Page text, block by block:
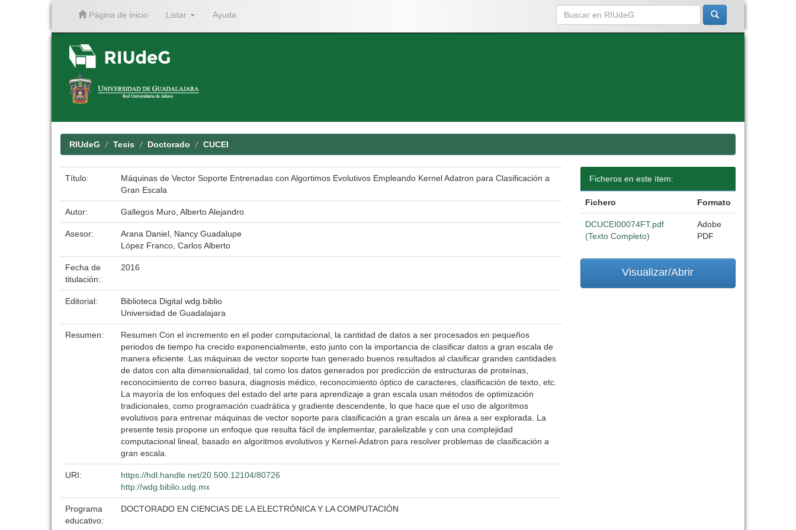
Página de inicio Listar Ayuda
RIUdeG Tesis Doctorado CUCEI
Título:
Máquinas de Vector Soporte Entrenadas con Algortimos Evolutivos Empleando Kernel Adatron para Clasificación a
Gran Escala
Autor: Gallegos Muro, Alberto Alejandro
Asesor:
Arana Daniel, Nancy Guadalupe
López Franco, Carlos Alberto
Fecha de
titulación:
2016
Editorial:
Biblioteca Digital wdg.biblio
Universidad de Guadalajara
Resumen:
Resumen Con el incremento en el poder computacional, la cantidad de datos a ser procesados en pequeños
periodos de tiempo ha crecido exponencialmente, esto junto con la importancia de clasificar datos a gran escala de
manera eficiente. Las máquinas de vector soporte han generado buenos resultados al clasificar grandes cantidades
de datos con alta dimensionalidad, tal como los datos generados por predicción de estructuras de proteínas,
reconocimiento de correo basura, diagnosis médico, reconocimiento óptico de caracteres, clasificación de texto, etc.
La mayoría de los enfoques del estado del arte para aprendizaje a gran escala usan métodos de optimización
tradicionales, como programación cuadrática y gradiente descendente, lo que hace que el uso de algoritmos
evolutivos para entrenar máquinas de vector soporte para clasificación a gran escala un área a ser explorada. La
presente tesis propone un enfoque que resulta fácil de implementar, paralelizable y con una complejidad
computacional lineal, basado en algoritmos evolutivos y Kernel-Adatron para resolver problemas de clasificación a
gran escala.
URI:
https://hdl.handle.net/20.500.12104/80726
http://wdg.biblio.udg.mx
Programa
educativo:
DOCTORADO EN CIENCIAS DE LA ELECTRÓNICA Y LA COMPUTACIÓN
Ficheros en este ítem:
Fichero Formato
DCUCEI00074FT.pdf
(Texto Completo)
Adobe
PDF
Visualizar/Abrir